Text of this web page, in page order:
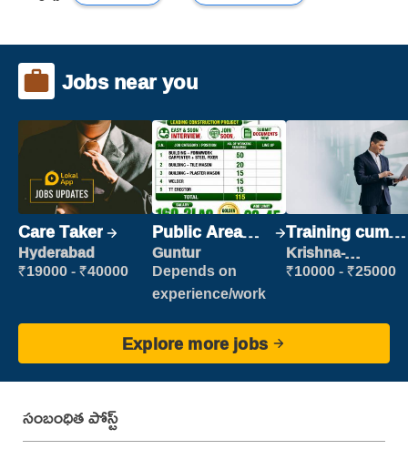
Jobs near you
Care Taker
Hyderabad
₹19000 - ₹40000
Public Area
Cleaner
Guntur
Depends on
experience/work
Training cum
Placement
Krishna-
vijayawada
₹10000 - ₹25000
Explore more jobs
సంబంధిత పోస్ట్